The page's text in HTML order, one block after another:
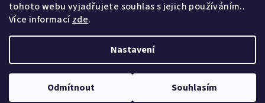
tohoto webu vyjadřujete souhlas s jejich používáním..
Více informacízde.
Nastavení
Odmítnout Souhlasím
Proč je důležité přidat TEC2000 (Fuel
Injection Cleaner) do paliva před
zazimováním zahradní techniky
. Všechna práva vyhrazena.